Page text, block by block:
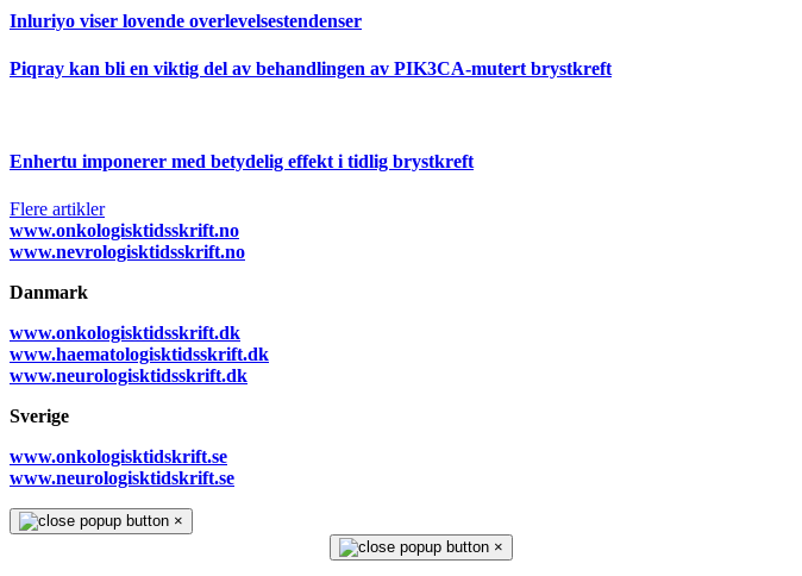
Inluriyo viser lovende overlevelsestendenser
Piqray kan bli en viktig del av behandlingen av PIK3CA-mutert brystkreft
Enhertu imponerer med betydelig effekt i tidlig brystkreft
Flere artikler
www.onkologisktidsskrift.no
www.nevrologisktidsskrift.no
Danmark
www.onkologisktidsskrift.dk
www.haematologisktidsskrift.dk
www.neurologisktidsskrift.dk
Sverige
www.onkologisktidskrift.se
www.neurologisktidskrift.se
×
×